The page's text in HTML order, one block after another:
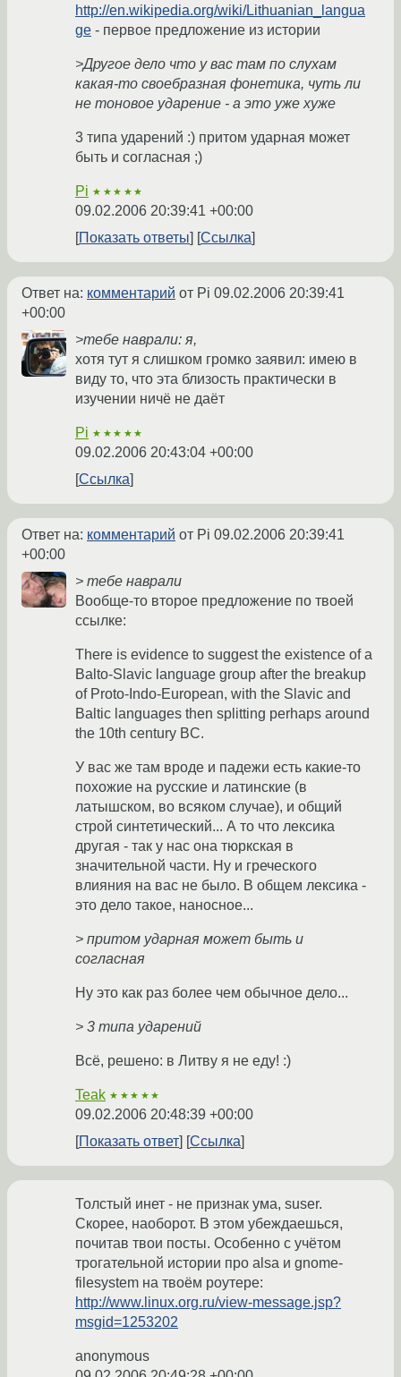
http://en.wikipedia.org/wiki/Lithuanian_langua
ge - первое предложение из истории
>Другое дело что у вас там по слухам
какая-то своебразная фонетика, чуть ли
не тоновое ударение - а это уже хуже
3 типа ударений :) притом ударная может
быть и согласная ;)
Pi ★★★★★
09.02.2006 20:39:41 +00:00
Показать ответы
Ссылка
Ответ на: комментарий от Pi 09.02.2006 20:39:41
+00:00
>тебе наврали: я,
хотя тут я слишком громко заявил: имею в
виду то, что эта близость практически в
изучении ничё не даёт
Pi ★★★★★
09.02.2006 20:43:04 +00:00
Ссылка
Ответ на: комментарий от Pi 09.02.2006 20:39:41
+00:00
> тебе наврали
Вообще-то второе предложение по твоей
ссылке:
There is evidence to suggest the existence of a
Balto-Slavic language group after the breakup
of Proto-Indo-European, with the Slavic and
Baltic languages then splitting perhaps around
the 10th century BC.
У вас же там вроде и падежи есть какие-то
похожие на русские и латинские (в
латышском, во всяком случае), и общий
строй синтетический... А то что лексика
другая - так у нас она тюркская в
значительной части. Ну и греческого
влияния на вас не было. В общем лексика -
это дело такое, наносное...
> притом ударная может быть и
согласная
Ну это как раз более чем обычное дело...
> 3 типа ударений
Всё, решено: в Литву я не еду! :)
Teak ★★★★★
09.02.2006 20:48:39 +00:00
Показать ответ
Ссылка
Толстый инет - не признак ума, suser.
Скорее, наоборот. В этом убеждаешься,
почитав твои посты. Особенно с учётом
трогательной истории про alsa и gnome-
filesystem на твоём роутере:
http://www.linux.org.ru/view-message.jsp?
msgid=1253202
anonymous